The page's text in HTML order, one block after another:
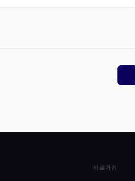
바로가기